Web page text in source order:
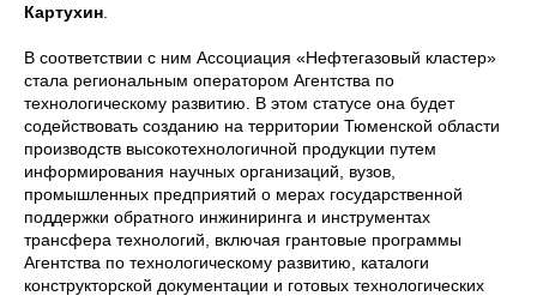
Картухин
В соответствии с ним Ассоциация «Нефтегазовый кластер»
стала региональным оператором Агентства по
технологическому развитию. В этом статусе она будет
содействовать созданию на территории Тюменской области
производств высокотехнологичной продукции путем
информирования научных организаций, вузов,
промышленных предприятий о мерах государственной
поддержки обратного инжиниринга и инструментах
трансфера технологий, включая грантовые программы
Агентства по технологическому развитию, каталоги
конструкторской документации и готовых технологических